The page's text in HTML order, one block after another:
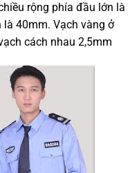
rộng phía đầu lớn là
40mm. Vạch vàng ở
cách nhau 2,5mm